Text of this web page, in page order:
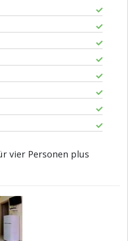
vier Personen plus